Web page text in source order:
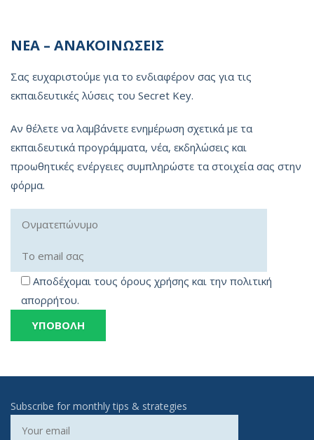
ΝΕΑ – ΑΝΑΚΟΙΝΩΣΕΙΣ
Σας ευχαριστούμε για το ενδιαφέρον σας για τις
εκπαιδευτικές λύσεις του Secret Key.
Αν θέλετε να λαμβάνετε ενημέρωση σχετικά με τα
εκπαιδευτικά προγράμματα, νέα, εκδηλώσεις και
προωθητικές ενέργειες συμπληρώστε τα στοιχεία σας στην
φόρμα.
Αποδέχομαι τους όρους χρήσης και την πολιτική
απορρήτου.
Subscribe for monthly tips & strategies